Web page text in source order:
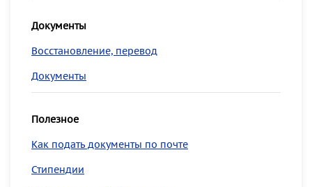
Документы
Восстановление, перевод
Документы
Полезное
Как подать документы по почте
Стипендии